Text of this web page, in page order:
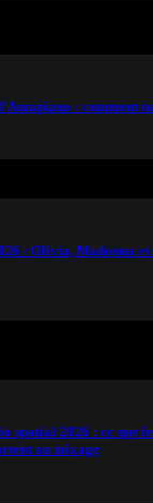
: comment
: Olivia, Madonna et
spatial 2026 : ce que
au mixage